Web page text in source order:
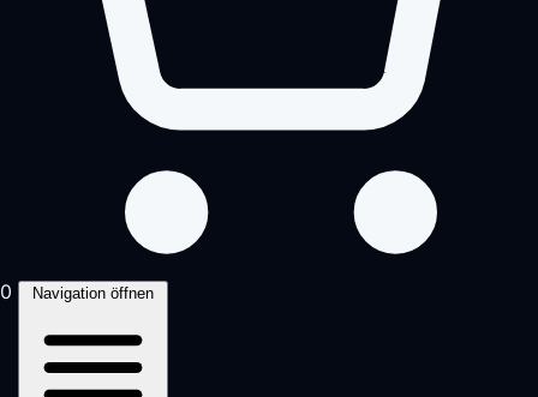
0 Navigation öffnen